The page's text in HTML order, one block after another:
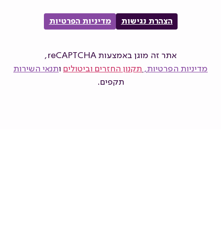
הצהרת נגישות מדיניות הפרטיות
אתר זה מוגן באמצעות reCAPTCHA,
מדיניות הפרטיות, תקנון החזרים וביטולים ותנאי השירות
תקפים.